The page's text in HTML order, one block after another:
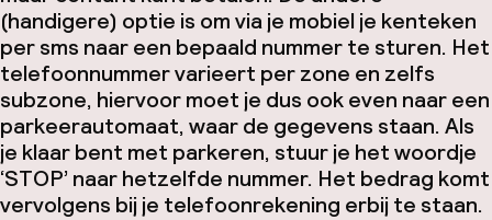
(handigere) optie is om via je mobiel je kenteken
per sms naar een bepaald nummer te sturen. Het
telefoonnummer varieert per zone en zelfs
subzone, hiervoor moet je dus ook even naar een
parkeerautomaat, waar de gegevens staan. Als
je klaar bent met parkeren, stuur je het woordje
‘STOP’ naar hetzelfde nummer. Het bedrag komt
vervolgens bij je telefoonrekening erbij te staan.